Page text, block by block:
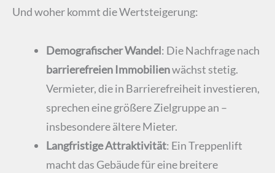
Und woher kommt die Wertsteigerung:
Demografischer Wandel: Die Nachfrage nach
barrierefreien Immobilienwächst stetig.
Vermieter, die in Barrierefreiheit investieren,
sprechen eine größere Zielgruppe an –
insbesondere ältere Mieter.
Langfristige Attraktivität: Ein Treppenlift
macht das Gebäude für eine breitere